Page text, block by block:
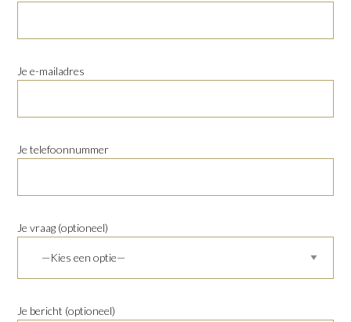
Je e-mailadres
Je telefoonnummer
Je vraag (optioneel)
Je bericht (optioneel)